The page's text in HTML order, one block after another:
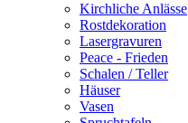
Kirchliche Anlässe
Rostdekoration
Lasergravuren
Peace - Frieden
Schalen / Teller
Häuser
Vasen